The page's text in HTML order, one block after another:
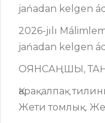
jańadan kelgen
2026-jılı
jańadan kelgen
ОЯНСАҢШЫ, ТАҢ
Қарақалпақ
Жети томлық.